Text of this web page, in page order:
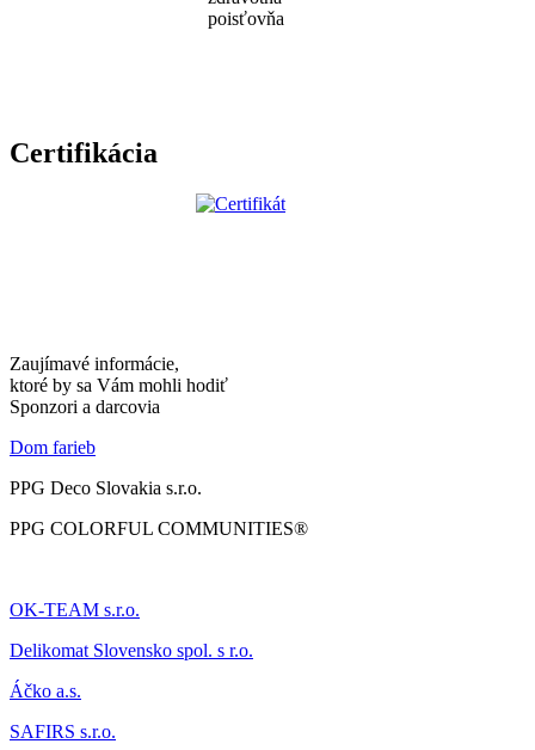
Certifikácia
Zaujímavé informácie,
ktoré by sa Vám mohli hodiť
Sponzori a darcovia
Dom farieb
PPG Deco Slovakia s.r.o.
PPG COLORFUL COMMUNITIES®
OK-TEAM s.r.o.
Delikomat Slovensko spol. s r.o.
Áčko a.s.
SAFIRS s.r.o.